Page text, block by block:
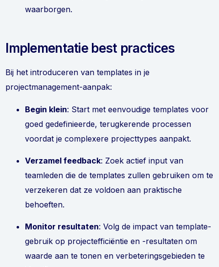
waarborgen.
Implementatie best practices
Bij het introduceren van templates in je
projectmanagement-aanpak:
Begin klein: Start met eenvoudige templates voor
goed gedefinieerde, terugkerende processen
voordat je complexere projecttypes aanpakt.
Verzamel feedback: Zoek actief input van
teamleden die de templates zullen gebruiken om te
verzekeren dat ze voldoen aan praktische
behoeften.
Monitor resultaten: Volg de impact van template-
gebruik op projectefficiëntie en -resultaten om
waarde aan te tonen en verbeteringsgebieden te